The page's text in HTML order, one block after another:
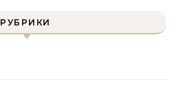
РУБРИКИ